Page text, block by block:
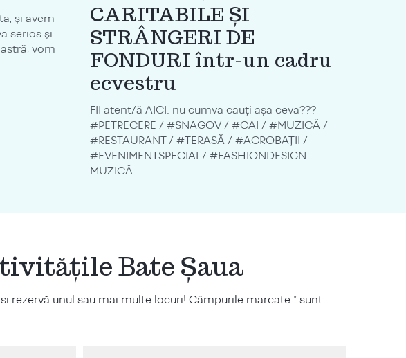
și avem
serios și
vom
CARITABILE ȘI
STRÂNGERI DE
FONDURI într-un cadru
ecvestru
FII atent/ă AICI: nu cumva cauți așa ceva???
#PETRECERE / #SNAGOV / #CAI / #MUZICĂ /
#RESTAURANT / #TERASĂ / #ACROBAȚII /
#EVENIMENTSPECIAL/ #FASHIONDESIGN
MUZICĂ:…...
Bate Șaua
rezervă unul sau mai multe locuri! Câmpurile marcate * sunt